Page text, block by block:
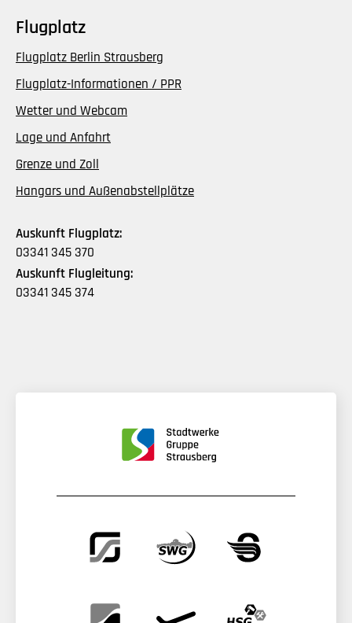
Flugplatz
Flugplatz Berlin Strausberg
Flugplatz-Informationen / PPR
Wetter und Webcam
Lage und Anfahrt
Grenze und Zoll
Hangars und Außenabstellplätze
Auskunft Flugplatz:
03341 345 370
Auskunft Flugleitung:
03341 345 374